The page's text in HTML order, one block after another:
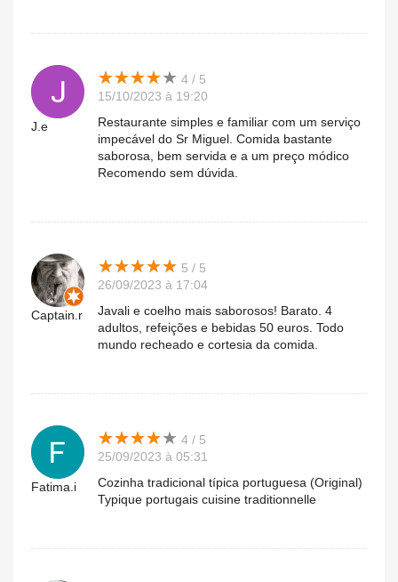
J.e
★★★★★
★★★★★ 4 / 5
15/10/2023 à 19:20
Restaurante simples e familiar com um serviço
impecável do Sr Miguel. Comida bastante
saborosa, bem servida e a um preço módico
Recomendo sem dúvida.
Captain.r
★★★★★
★★★★★ 5 / 5
26/09/2023 à 17:04
Javali e coelho mais saborosos! Barato. 4
adultos, refeições e bebidas 50 euros. Todo
mundo recheado e cortesia da comida.
Fatima.i
★★★★★
★★★★★ 4 / 5
25/09/2023 à 05:31
Cozinha tradicional típica portuguesa (Original)
Typique portugais cuisine traditionnelle